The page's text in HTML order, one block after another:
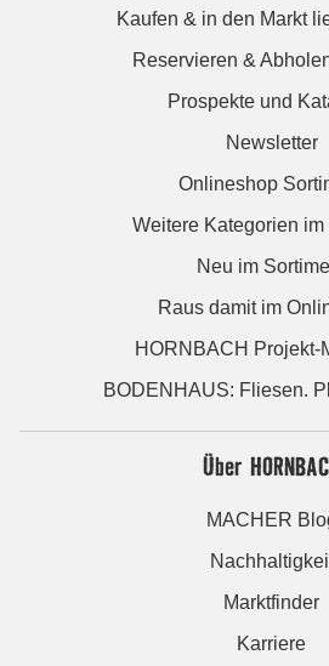
Kaufen & in den Markt
Reservieren &
Prospekte und
Newsletter
Onlineshop
Weitere Kategorien
Neu im
Raus damit im
HORNBACH Projekt-
BODENHAUS: Fliesen.
Über
MACHER
Marktfinder
Karriere